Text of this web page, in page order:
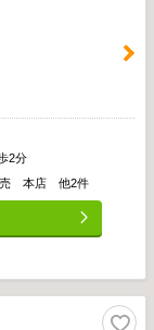
2分
売 本店 他2件